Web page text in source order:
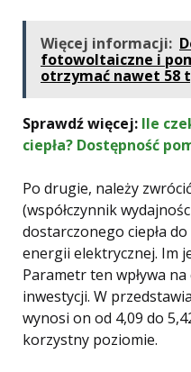
Więcej informacji:
fotowoltaiczne i
otrzymać nawet 58
Sprawdź więcej: Ile
ciepła? Dostępność
Po drugie, należy
(współczynnik
dostarczonego ciepła
energii elektrycznej. Im
Parametr ten wpływa
inwestycji. W
wynosi on od 4,09 do
korzystny poziomie.